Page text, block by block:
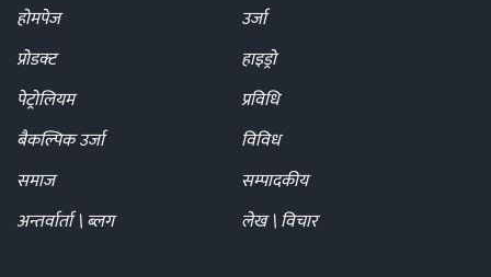
होमपेज
उर्जा
प्रोडक्ट
हाइड्रो
पेट्रोलियम
प्रविधि
बैकल्पिक उर्जा
विविध
समाज
सम्पादकीय
अन्तर्वार्ता \ ब्लग
लेख \ विचार